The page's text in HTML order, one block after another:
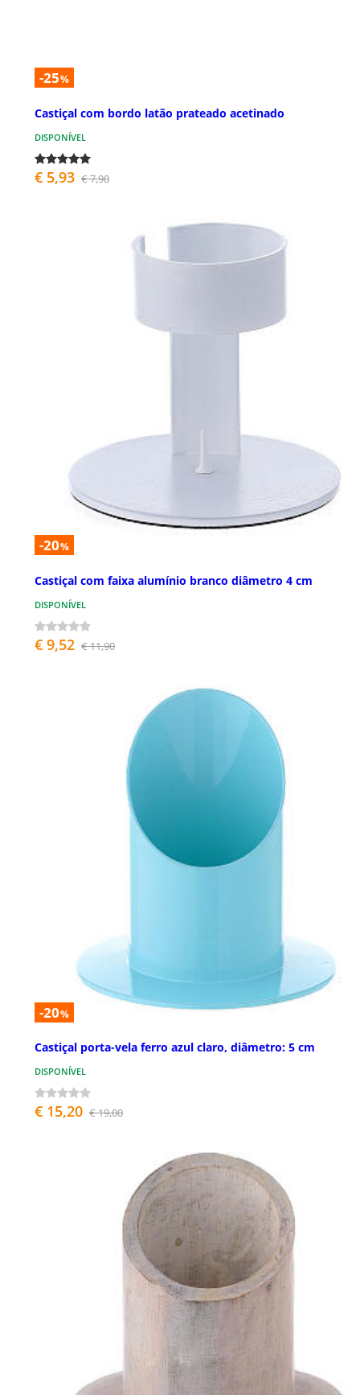
-25%
Castiçal com bordo latão prateado acetinado
DISPONÍVEL
€ 5,93 € 7,90
-20%
Castiçal com faixa alumínio branco diâmetro 4 cm
DISPONÍVEL
€ 9,52 € 11,90
-20%
Castiçal porta-vela ferro azul claro, diâmetro: 5 cm
DISPONÍVEL
€ 15,20 € 19,00